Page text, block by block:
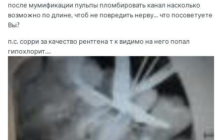
после мумификации пульпы пломбировать канал насколько
возможно по длине, чтоб не повредить нерву... что посоветуете
Вы?
п.с. сорри за качество рентгена т к видимо на него попал
гипохлорит....